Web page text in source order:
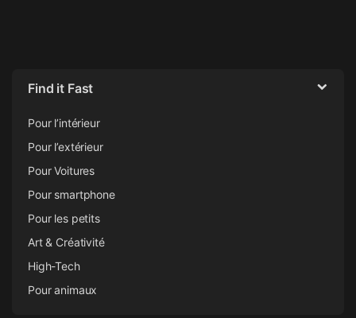
Find it Fast
Pour l’intérieur
Pour l’extérieur
Pour Voitures
Pour smartphone
Pour les petits
Art & Créativité
High-Tech
Pour animaux